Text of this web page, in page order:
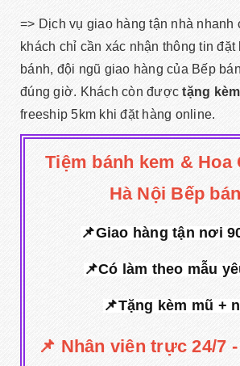
=> Dịch vụ giao hàng tận nhà nhanh
khách chỉ cần xác nhận thông tin đặt
bánh, đội ngũ giao hàng của Bếp
đúng giờ. Khách còn đượctặng
freeship 5km khi đặt hàng online.
Tiệm bánh kem & Hoa
Hà Nội Bếp
📌Giao hàng tận nơi
📌Có làm theo mẫu
📌Tặng kèm mũ +
📌 Nhân viên trực 24/7